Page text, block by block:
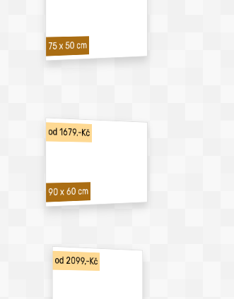
75 x 50 cm
od 1679,-Kč
90 x 60 cm
od 2099,-Kč